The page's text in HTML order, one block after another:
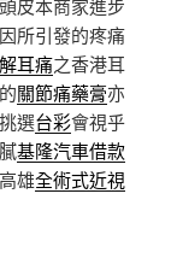
皮本商家進步
所引發的疼痛
耳痛之香港耳
關節痛藥膏亦
選台彩會視乎
基隆汽車借款
雄全術式近視